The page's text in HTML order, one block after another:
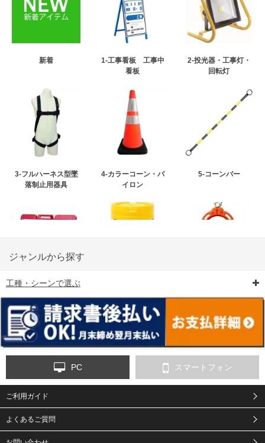
新着
1-工事看板 工事中
看板
2-投光器・工事灯・
回転灯
3-フルハーネス型墜
落制止用器具
4-カラーコーン・パ
イロン
5-コーンバー
6-矢印板/LED矢印板
ンス
9-点字マット・タイ
ジャンルから探す
工種・シーンで選ぶ
PC スマートフォン
ご利用ガイド
よくあるご質問